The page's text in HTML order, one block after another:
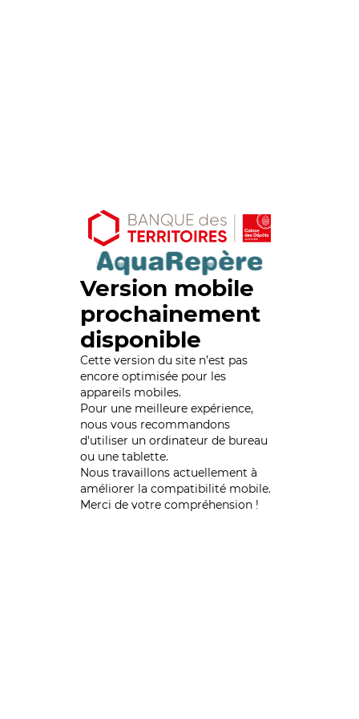
Version mobile
prochainement
disponible
Cette version du site n’est pas
encore optimisée pour les
appareils mobiles.
Pour une meilleure expérience,
nous vous recommandons
d'utiliser un ordinateur de bureau
ou une tablette.
Nous travaillons actuellement à
améliorer la compatibilité mobile.
Merci de votre compréhension !